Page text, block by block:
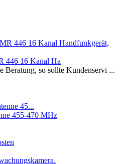
446 16 Kanal Ha
Beratung, so sollte Kundenservi ...
455-470 MHz